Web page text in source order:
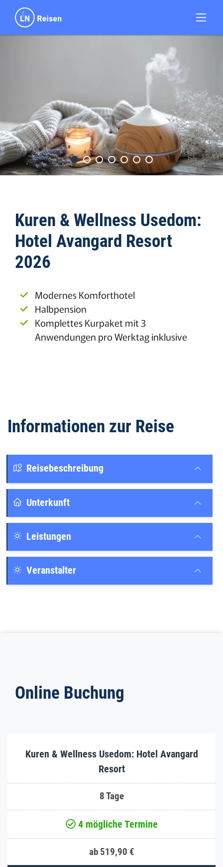
Kuren & Wellness Usedom:
Hotel Avangard Resort
2026
Modernes Komforthotel
Halbpension
Komplettes Kurpaket mit 3
Anwendungen pro Werktag inklusive
Informationen zur Reise
Reisebeschreibung
Unterkunft
Leistungen
Veranstalter
Online Buchung
Kuren & Wellness Usedom: Hotel Avangard
Resort
8 Tage
4 mögliche Termine
ab 519,90 €